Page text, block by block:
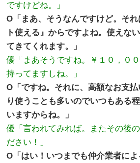
ですけどね。」
O「まあ、そうなんですけど。そ
ト使える』からですよね。使えな
てきてくれます。」
優「まあそうですね。￥１０，０
持ってますしね。」
O「ですね。それに、高額なお支
り使うことも多いのでいつもある
いますからね。」
優「言われてみれば。またその後
ださい！」
O「はい！いつまでも仲介業者に